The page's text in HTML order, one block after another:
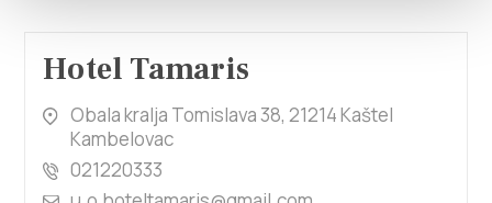
Hotel Tamaris
Obala kralja Tomislava 38, 21214 Kaštel
Kambelovac
021220333